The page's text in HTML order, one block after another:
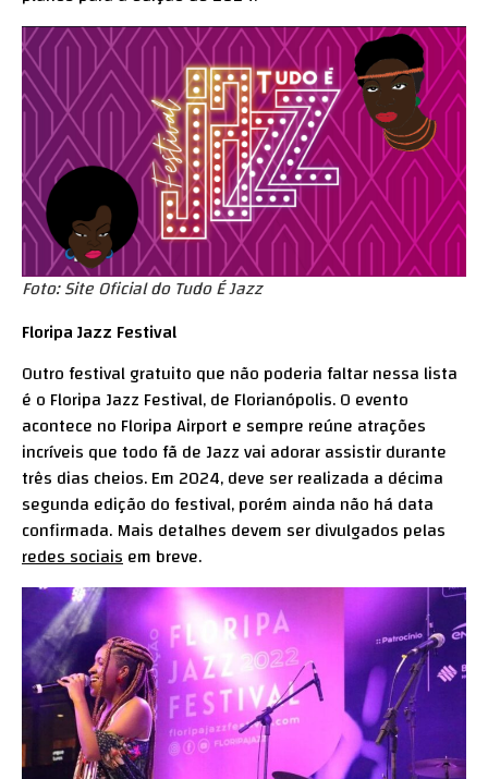
Foto:Site Oficialdo Tudo É Jazz
Floripa Jazz Festival
Outro festival gratuito que não poderia faltar nessa lista
é o Floripa Jazz Festival, de Florianópolis. O evento
acontece no Floripa Airport e sempre reúne atrações
incríveis que todo fã de Jazz vai adorar assistir durante
três dias cheios. Em 2024, deve ser realizada a décima
segunda edição do festival, porém ainda não há data
confirmada. Mais detalhes devem ser divulgados pelas
redes sociaisem breve.